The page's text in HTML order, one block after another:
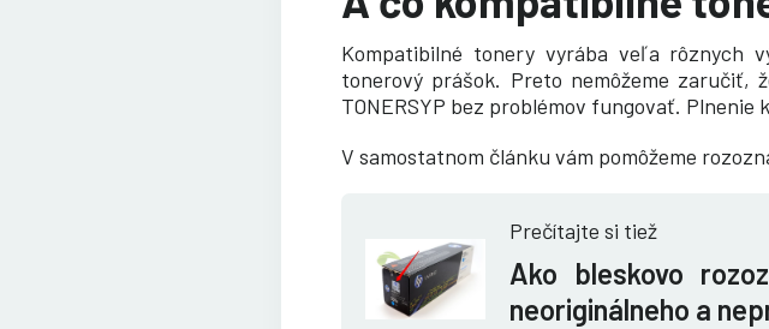
Kompatibilné tonery vyrába veľa rôznych
tonerový prášok. Preto nemôžeme
TONERSYP bez problémov fungovať.
V samostatnom článku vám pomôžeme
Prečítajte si tiež
Ako bleskovo
neoriginálneho a